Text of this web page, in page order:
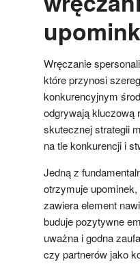
Wręczanie
które przynosi
konkurencyjnym
odgrywają kluczową
skutecznej strategii
na tle konkurencji i
Jedną z
otrzymuje
zawiera element
buduje pozytywne
uważna i godna
czy partnerów jako